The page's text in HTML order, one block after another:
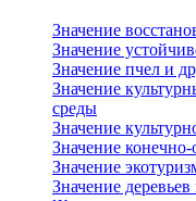
Значение
Значение
Значение пчел и
Значение
среды
Значение
Значение
Значение
Значение